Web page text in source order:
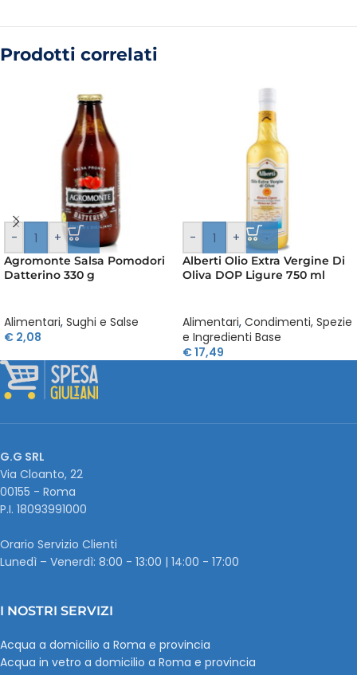
Prodotti correlati
- +
Agromonte Salsa Pomodori
Datterino 330 g
Alimentari, Sughi e Salse
€ 2,08
- +
Alberti Olio Extra Vergine Di
Oliva DOP Ligure 750 ml
Alimentari, Condimenti, Spezie
e Ingredienti Base
€17,49
G.G SRL
Via Cloanto, 22
00155 - Roma
P.I. ‭18093991000
Orario Servizio Clienti
Lunedì – Venerdì: 8:00 - 13:00 | 14:00 - 17:00
I NOSTRI SERVIZI
Acqua a domicilio a Roma e provincia
Acqua in vetro a domicilio a Roma e provincia